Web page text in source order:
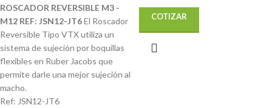
ROSCADOR REVERSIBLE M3 -
M12 REF: JSN12-JT6El Roscador
Reversible Tipo VTX utiliza un
sistema de sujeción por boquillas
flexibles en Ruber Jacobs que
permite darle una mejor sujeción al
macho.
Ref: JSN12-JT6
COTIZAR